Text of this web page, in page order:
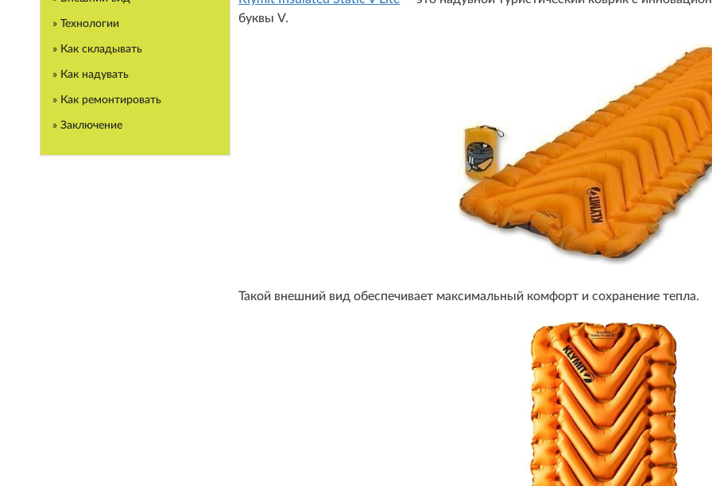
» Технологии
» Как складывать
» Как надувать
» Как ремонтировать
» Заключение
буквы V.
Такой внешний вид обеспечивает максимальный комфорт и сохранение тепла.